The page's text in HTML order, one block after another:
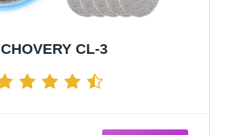
CHOVERY CL-3